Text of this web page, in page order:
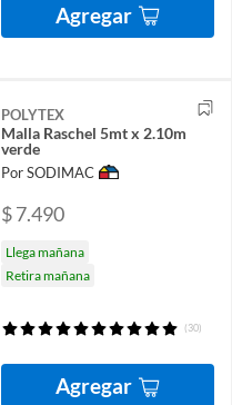
Agregar
POLYTEX
Malla Raschel 5mt x 2.10m
verde
Por SODIMAC
$ 7.490
Llega mañana
Retira mañana
(30)
Agregar